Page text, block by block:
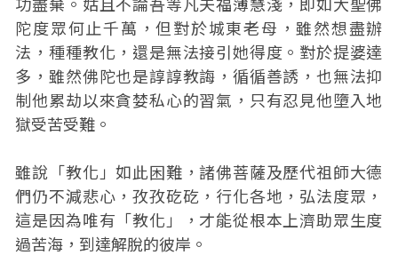
陀度眾何止千萬，但對於城東老母，雖然想盡辦
法，種種教化，還是無法接引她得度。對於提婆達
多，雖然佛陀也是諄諄教誨，循循善誘，也無法抑
制他累劫以來貪婪私心的習氣，只有忍見他墮入地
獄受苦受難。
雖說「教化」如此困難，諸佛菩薩及歷代祖師大德
們仍不減悲心，孜孜矻矻，行化各地，弘法度眾，
這是因為唯有「教化」，才能從根本上濟助眾生度
過苦海，到達解脫的彼岸。